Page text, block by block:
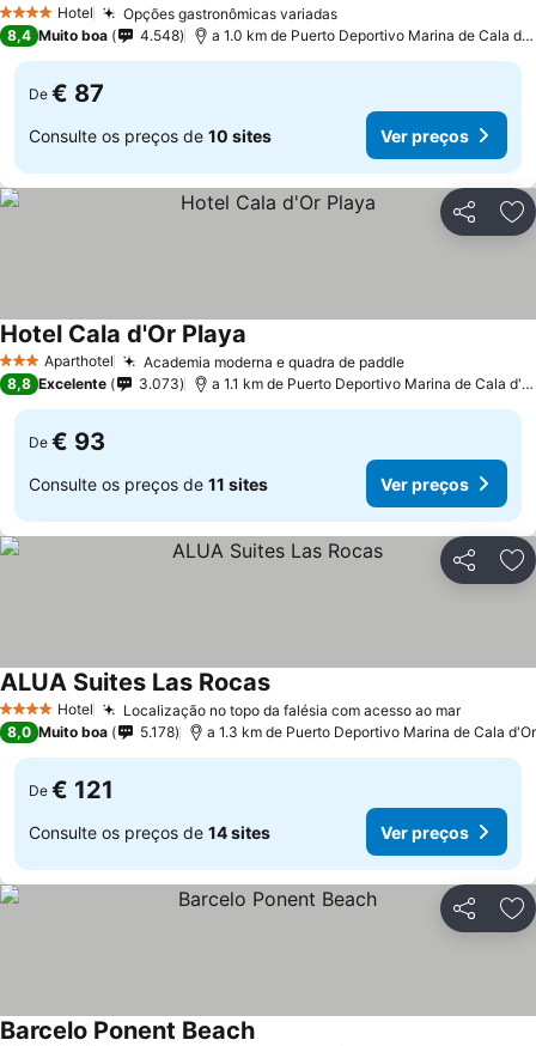
4 EstrelasHotel
Opções gastronômicas variadas
8,4 Muito boa 4.548 a 1.0 km de Puerto Deportivo Marina de Cala d'Or
De € 87
Consulte os preços de 10 sites Ver preços
Partilhar
3 EstrelasAparthotel Academia moderna e quadra de paddle
Hotel Cala d'Or Playa
8,8 Excelente 3.073 a 1.1 km de Puerto Deportivo Marina de Cala d'Or
De € 93
Consulte os preços de 11 sites Ver preços
Partilhar
4 EstrelasHotel Localização no topo da falésia com acesso ao mar
ALUA Suites Las Rocas
8,0 Muito boa 5.178 a 1.3 km de Puerto Deportivo Marina de Cala d'Or
De € 121
Consulte os preços de 14 sites Ver preços
Partilhar
Barcelo Ponent Beach